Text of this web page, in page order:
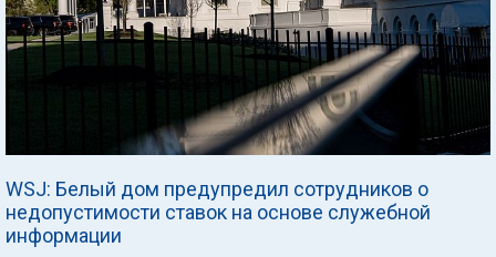
WSJ: Белый дом предупредил сотрудников о
недопустимости ставок на основе служебной
информации